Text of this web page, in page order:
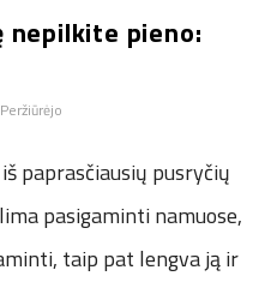
nepilkite pieno:
paprasčiausių pusryčių
pasigaminti namuose,
taip pat lengva ją ir